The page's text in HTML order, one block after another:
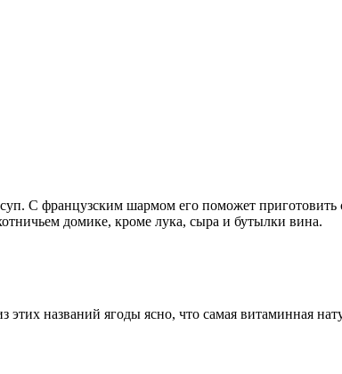
С французским шармом его поможет
домике, кроме лука, сыра и бутылки вина.
названий ягоды ясно, что самая витаминная